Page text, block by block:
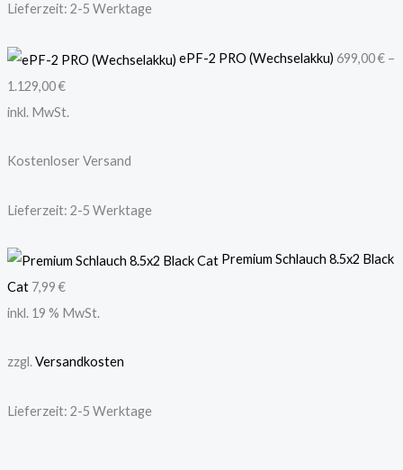
Lieferzeit: 2-5 Werktage
ePF-2 PRO (Wechselakku) 699,00€–
1.129,00€
inkl. MwSt.
Kostenloser Versand
Lieferzeit: 2-5 Werktage
Premium Schlauch 8.5x2 Black
Cat 7,99€
inkl. 19 % MwSt.
zzgl.Versandkosten
Lieferzeit: 2-5 Werktage